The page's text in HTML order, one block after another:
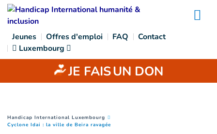
Goto main content
Jeunes Offres d'emploi FAQ
Contact
Luxembourg
JE FAISUN DON
You are here :
Handicap International Luxembourg
Cyclone Idai : la ville de Beira ravagée